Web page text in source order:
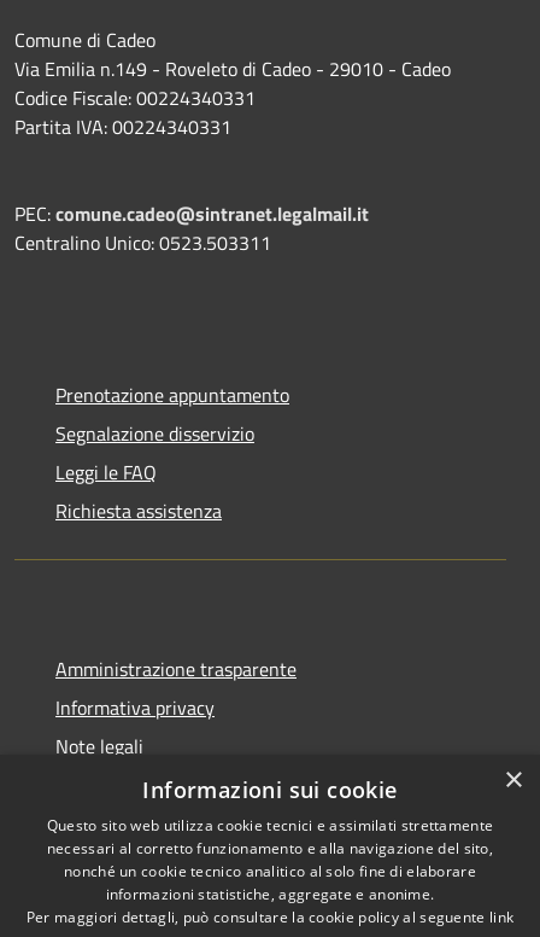
Comune di Cadeo
Via Emilia n.149 - Roveleto di Cadeo - 29010 - Cadeo
Codice Fiscale: 00224340331
Partita IVA: 00224340331
PEC:comune.cadeo@sintranet.legalmail.it
Centralino Unico: 0523.503311
Prenotazione appuntamento
Segnalazione disservizio
Leggi le FAQ
Richiesta assistenza
Amministrazione trasparente
Informativa privacy
Note legali
Dichiarazione di accessibilità
RSS
Copyright © 2026 • Comune di
×
Informazioni sui cookie
Questo sito web utilizza cookie tecnici e assimilati strettamente
necessari al corretto funzionamento e alla navigazione del sito,
nonché un cookie tecnico analitico al solo fine di elaborare
informazioni statistiche, aggregate e anonime.
Per maggiori dettagli, può consultare la cookie policy al seguente link